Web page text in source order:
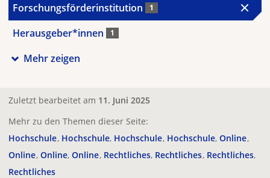
Forschungsförderinstitution 1
Herausgeber*innen 1
Mehr zeigen
Zuletzt bearbeitet am 11. Juni 2025
Mehr zu den Themen dieser Seite:
Hochschule Hochschule Hochschule Hochschule Online
Online Online Online Rechtliches Rechtliches Rechtliches
Rechtliches